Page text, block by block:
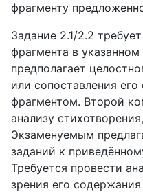
фрагменту
Задание 2.1/2.2
фрагмента в
предполагает
или сопоставления
фрагментом. Второй
анализу
Экзаменуемым
заданий к
Требуется провести
зрения его